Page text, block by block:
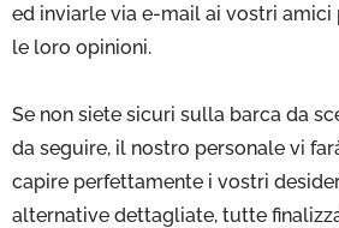
ed inviarle via e-mail ai vostri amici
le loro opinioni.
Se non siete sicuri sulla barca da
da seguire, il nostro personale vi
capire perfettamente i vostri
alternative dettagliate, tutte